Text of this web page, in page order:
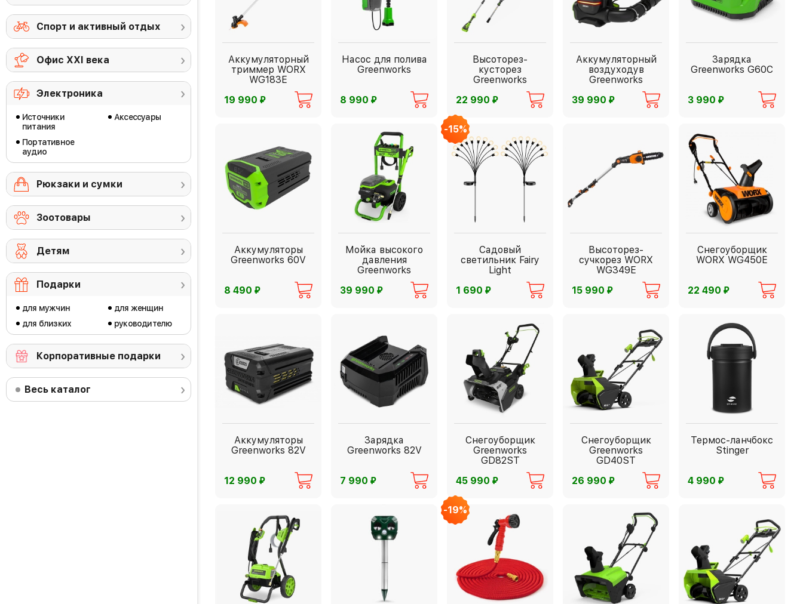
Спорт и активный отдых
Офис ХХI века
Электроника
Источники
питания
Портативное
аудио
Аксессуары
Рюкзаки и сумки
Зоотовары
Детям
Подарки
для мужчин
для близких
для женщин
руководителю
Корпоративные подарки
Весь каталог
Аккумуляторный
триммер WORX
WG183E
19 990 ⃏
Насос для полива
Greenworks
8 990 ⃏
Высоторез-
кусторез
Greenworks
22 990 ⃏
Аккумуляторный
воздуходув
Greenworks
39 990 ⃏
Зарядка
Greenworks G60C
3 990 ⃏
Аккумуляторы
Greenworks 60V
8 490 ⃏
Мойка высокого
давления
Greenworks
39 990 ⃏
-15%
Садовый
светильник Fairy
Light
1 690 ⃏
Высоторез-
сучкорез WORX
WG349E
15 990 ⃏
Снегоуборщик
WORX WG450E
22 490 ⃏
Аккумуляторы
Greenworks 82V
12 990 ⃏
Зарядка
Greenworks 82V
7 990 ⃏
Снегоуборщик
Greenworks
GD82ST
45 990 ⃏
Снегоуборщик
Greenworks
GD40ST
26 990 ⃏
Термос-ланчбокс
Stinger
4 990 ⃏
-19%